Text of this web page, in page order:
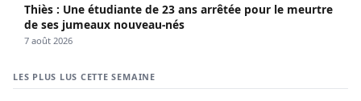
Thiès : Une étudiante de 23 ans arrêtée pour le meurtre
de ses jumeaux nouveau-nés
7 août 2026
LES PLUS LUS CETTE SEMAINE